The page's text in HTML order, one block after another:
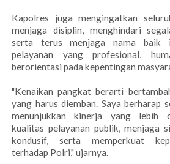
Kapolres juga mengingatkan
menjaga disiplin, menghindari
serta terus menjaga nama baik
pelayanan yang profesional,
berorientasi pada kepentingan
"Kenaikan pangkat berarti
yang harus diemban. Saya berharap
menunjukkan kinerja yang lebih
kualitas pelayanan publik, menjaga
kondusif, serta memperkuat
terhadap Polri," ujarnya.